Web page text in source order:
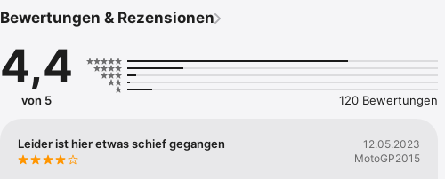
Ersatzbescheinigung an die Arztpraxis.
Überblick über Ihre eAU, Vorsorgetermine und weitere Bereiche.
Anmeldung und Sicherheit:
Die erstmalige Registrierung für unsere Online-Services ist komfortabel über
möglich. Nutzen Sie dafür bitte eines der in der App angebotenen Verfahren.
Weiterentwicklung:
Bewertungen & Rezensionen
4,4
von 5 120 Bewertungen
Leider ist hier etwas schief gegangen
12.05.2023
MotoGP2015